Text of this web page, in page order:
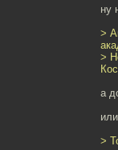
ну
>
>
а
>